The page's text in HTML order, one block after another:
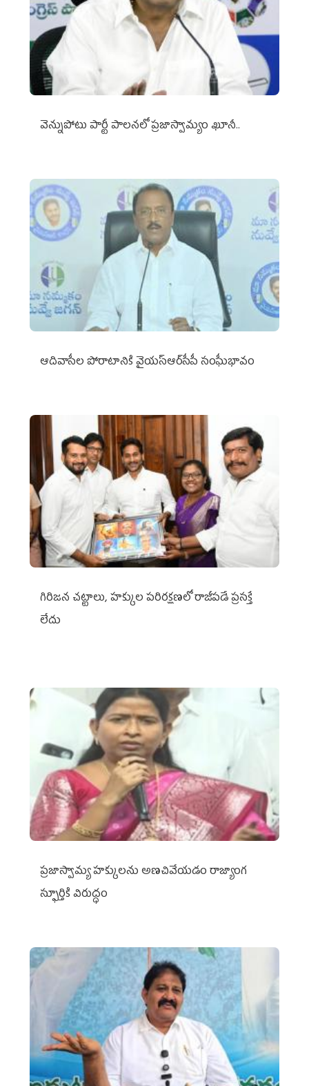
వెన్నుపోటు పార్టీ పాలనలో ప్రజాస్వామ్యం ఖూనీ..
ఆదివాసీల పోరాటానికి వైయ‌స్ఆర్‌సీపీ సంఘీభావం
గిరిజన చట్టాలు, హక్కుల పరిరక్షణలో రాజీపడే ప్రసక్తే
లేదు
ప్రజాస్వామ్య హక్కులను అణచివేయడం రాజ్యాంగ
స్ఫూర్తికి విరుద్ధం